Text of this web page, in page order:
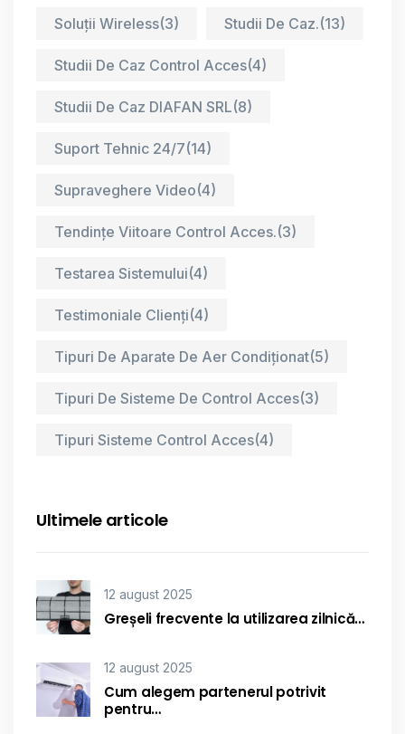
Soluții Wireless(3) Studii De Caz.(13)
Studii De Caz Control Acces(4)
Studii De Caz DIAFAN SRL(8)
Suport Tehnic 24/7(14)
Supraveghere Video(4)
Tendințe Viitoare Control Acces.(3)
Testarea Sistemului(4)
Testimoniale Clienți(4)
Tipuri De Aparate De Aer Condiționat(5)
Tipuri De Sisteme De Control Acces(3)
Tipuri Sisteme Control Acces(4)
Ultimele articole
12 august 2025
Greșeli frecvente la utilizarea zilnică…
12 august 2025
Cum alegem partenerul potrivit
pentru…